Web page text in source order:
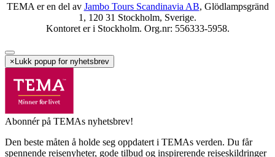
TEMA er en del av Jambo Tours Scandinavia AB, Glödlampsgränd
1, 120 31 Stockholm, Sverige.
Kontoret er i Stockholm. Org.nr: 556333-5958.
×Lukk popup for nyhetsbrev
Abonnér på TEMAs nyhetsbrev!
Den beste måten å holde seg oppdatert i TEMAs verden. Du får
spennende reisenyheter, gode tilbud og inspirerende reiseskildringer